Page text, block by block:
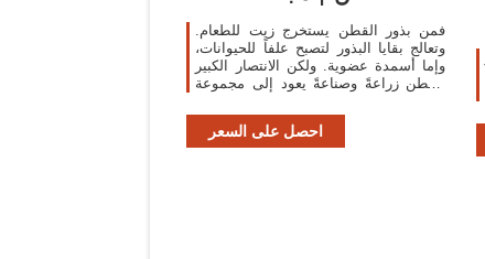
فمن بذور القطن يستخرج زيت للطعام.
وتعالج بقايا البذور لتصبح علفاً للحيوانات،
وإما أسمدة عضوية. ولكن الانتصار الكبير
للقطن زراعةً وصناعةً يعود إلى مجموعة
دون غيره.
احصل على السعر